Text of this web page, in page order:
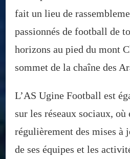
fait un lieu de
passionnés de football de
horizons au pied du mont
sommet de la chaîne des
L’AS Ugine Football est
sur les réseaux sociaux,
régulièrement des mises à
de ses équipes et les